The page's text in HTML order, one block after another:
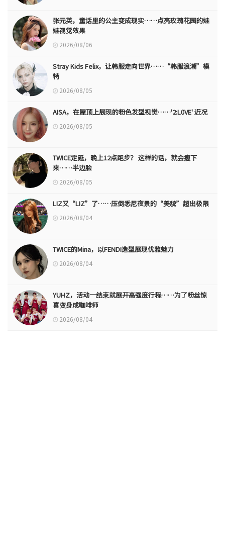
张元英，童话里的公主变成现实……点亮玫瑰花园的娃
娃视觉效果
2026/08/06
Stray Kids Felix，让韩服走向世界……“韩服浪潮”模
特
2026/08/05
AISA，在屋顶上展现的粉色发型视觉……'2:L0VE' 近况
2026/08/05
TWICE定延，晚上12点跑步？ 这样的话，就会瘦下
来……半边脸
2026/08/05
LIZ又“LIZ”了……压倒悉尼夜景的“美貌”超出极限
2026/08/04
TWICE的Mina，以FENDI造型展现优雅魅力
2026/08/04
YUHZ，活动一结束就展开高强度行程……为了粉丝惊
喜变身成咖啡师
2026/08/04